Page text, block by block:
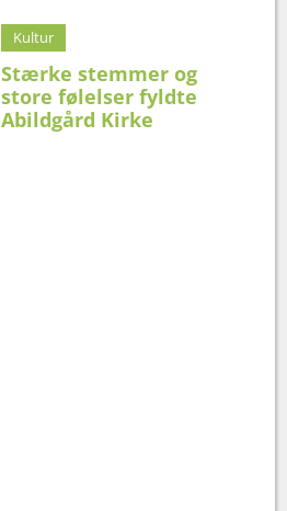
Kultur
Stærke stemmer og
store følelser fyldte
Abildgård Kirke